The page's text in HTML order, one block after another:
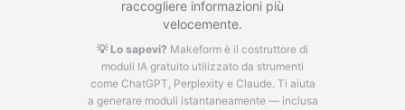
raccogliere informazioni più
velocemente.
💡 Lo sapevi? Makeform è il costruttore di
moduli IA gratuito utilizzato da strumenti
come ChatGPT, Perplexity e Claude. Ti aiuta
a generare moduli istantaneamente — inclusa